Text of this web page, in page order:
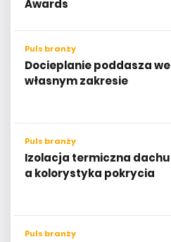
Awards
Puls branży
Docieplanie poddasza we
własnym zakresie
Puls branży
Izolacja termiczna dachu
a kolorystyka pokrycia
Puls branży